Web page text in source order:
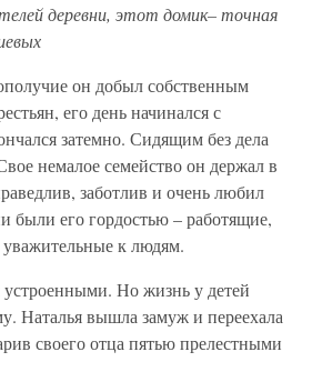
деревни, этот домик– точная
он добыл собственным
его день начинался с
затемно. Сидящим без дела
немалое семейство он держал в
заботлив и очень любил
были его гордостью – работящие,
к людям.
Но жизнь у детей
Наталья вышла замуж и переехала
своего отца пятью прелестными